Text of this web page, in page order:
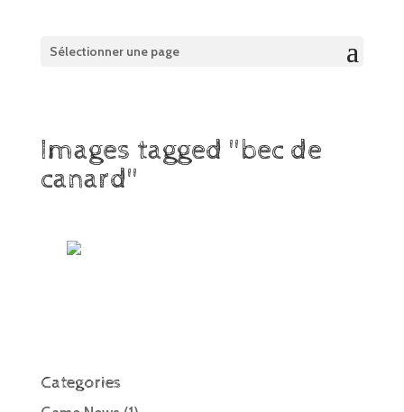
Sélectionner une page
Images tagged "bec de
canard"
Categories